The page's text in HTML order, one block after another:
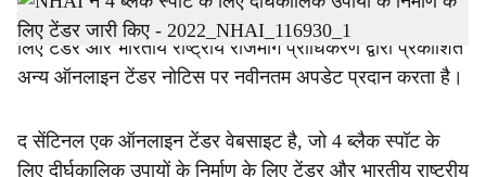
h
a
e
द सेंटिनल 4 ब्लैक स्पॉट के लिए दीर्घकालिक उपायों के निर्माण के
लिए टेंडर और भारतीय राष्ट्रीय राजमार्ग प्राधिकरण द्वारा प्रकाशित
अन्य ऑनलाइन टेंडर नोटिस पर नवीनतम अपडेट प्रदान करता है।
द सेंटिनल एक ऑनलाइन टेंडर वेबसाइट है, जो 4 ब्लैक स्पॉट के
लिए दीर्घकालिक उपायों के निर्माण के लिए टेंडर और भारतीय राष्ट्रीय